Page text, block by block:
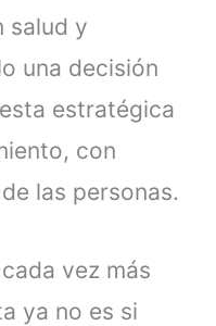
salud y
una decisión
estratégica
con
las personas.
vez más
ya no es si